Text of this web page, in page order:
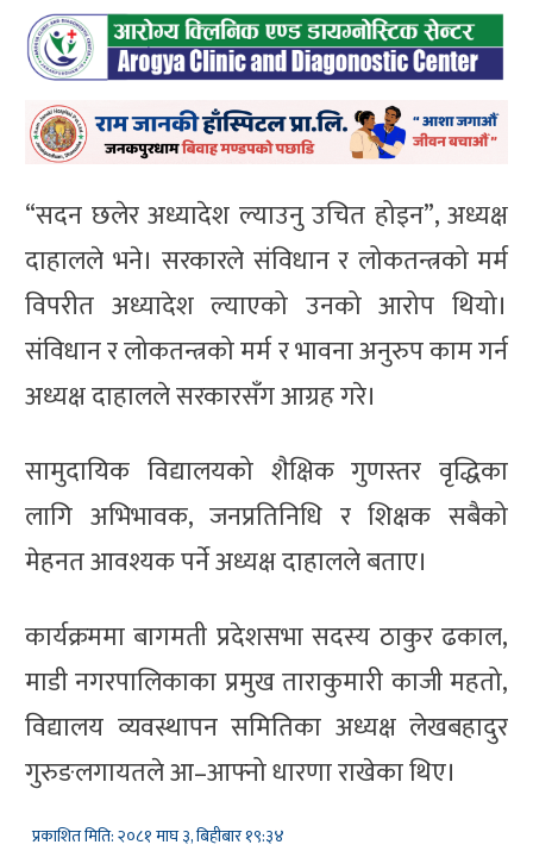
“सदन छलेर अध्यादेश ल्याउनु उचित होइन”, अध्यक्ष
दाहालले भने। सरकारले संविधान र लोकतन्त्रको मर्म
विपरीत अध्यादेश ल्याएको उनको आरोप थियो।
संविधान र लोकतन्त्रको मर्म र भावना अनुरुप काम गर्न
अध्यक्ष दाहालले सरकारसँग आग्रह गरे।
सामुदायिक विद्यालयको शैक्षिक गुणस्तर वृद्धिका
लागि अभिभावक, जनप्रतिनिधि र शिक्षक सबैको
मेहनत आवश्यक पर्ने अध्यक्ष दाहालले बताए।
कार्यक्रममा बागमती प्रदेशसभा सदस्य ठाकुर ढकाल,
माडी नगरपालिकाका प्रमुख ताराकुमारी काजी महतो,
विद्यालय व्यवस्थापन समितिका अध्यक्ष लेखबहादुर
गुरुङलगायतले आ–आफ्नो धारणा राखेका थिए।
प्रकाशित मिति: २०८१ माघ ३, बिहीबार १९:३४